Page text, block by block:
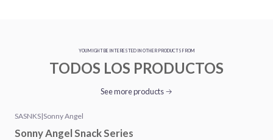
YOU MIGHT BE INTERESTED IN OTHER PRODUCTS FROM
TODOS LOS PRODUCTOS
See more products
SASNKS|Sonny Angel
Sonny Angel Snack Series